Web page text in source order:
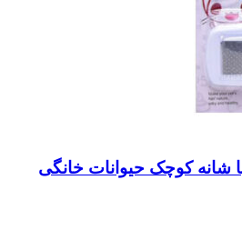
شانه کوچک حیوانات خانگی